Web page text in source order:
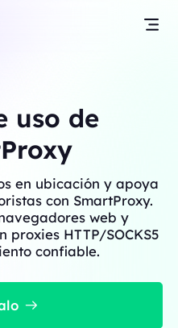
uso de
en ubicación y apoya
con SmartProxy.
web y
HTTP/SOCKS5
confiable.